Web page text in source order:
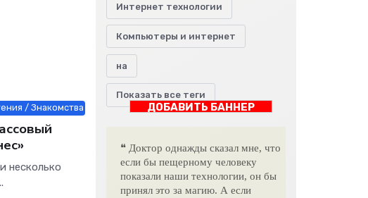
/ Знакомства / Недвижимость / Работа и образование / Товары / Другие
несколько
Интернет технологии
Компьютеры и интернет
на
Показать все теги
ДОБАВИТЬ БАННЕР
❝ Доктор однажды сказал мне, что
если бы пещерному человеку
показали наши технологии, он бы
принял это за магию. А если